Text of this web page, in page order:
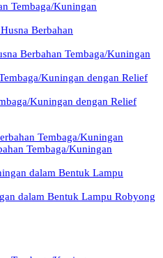
Tembaga/Kuningan
Berbahan Tembaga/Kuningan
Kuningan dengan Relief
Tembaga/Kuningan
dalam Bentuk Lampu Robyong